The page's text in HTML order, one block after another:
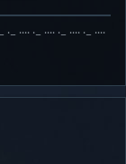
·− ···· ·− ···· ·− ····